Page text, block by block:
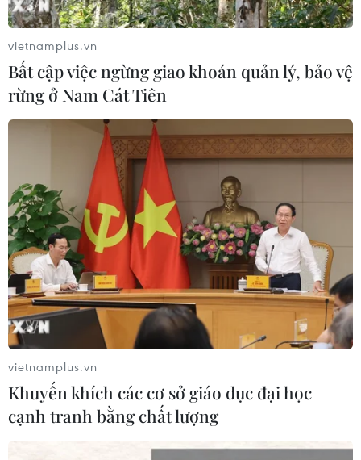
Mỹ: Hạ viện bắt đầu phiên điều trần cuộc
điều tra luận tội Tổng thống
13/11/2019 23:01
Ngày 13/11, cuộc điều tra luận tội Tổng thống Mỹ Donald
Trump đã chuyển sang một bước quan trọng khi các
nghị sỹ bắt đầu phiên điều trần công khai được truyền
hình trực tiếp đầu tiên.
vietnamplus.vn
Bất cập việc ngừng giao khoán quản lý, bảo vệ
rừng ở Nam Cát Tiên
vietnamplus.vn
Khuyến khích các cơ sở giáo dục đại học
cạnh tranh bằng chất lượng